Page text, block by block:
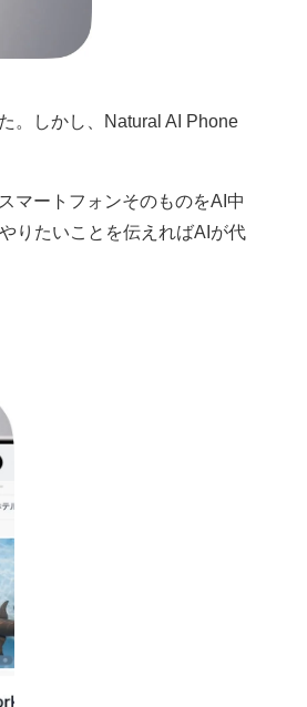
。しかし、Natural AI Phone
マートフォンそのものをAI中
りたいことを伝えればAIが代